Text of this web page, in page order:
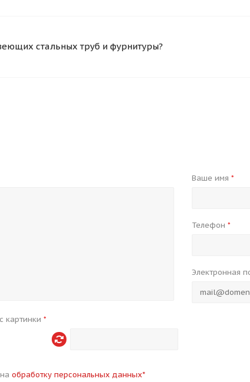
стальных труб и фурнитуры?
Ваше имя *
Телефон *
Электронная
картинки*
наобработку персональных данных*